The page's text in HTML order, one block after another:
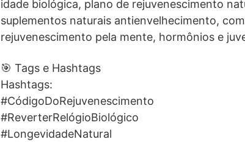
idade biológica, plano de rejuvenescimento
suplementos naturais antienvelhecimento,
rejuvenescimento pela mente, hormônios e
🎯 Tags e Hashtags
Hashtags:
#CódigoDoRejuvenescimento
#ReverterRelógioBiológico
#LongevidadeNatural